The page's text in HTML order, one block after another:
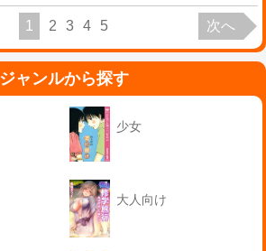
1 2 3 4 5 次へ
ジャンルから探す
少女
大人向け